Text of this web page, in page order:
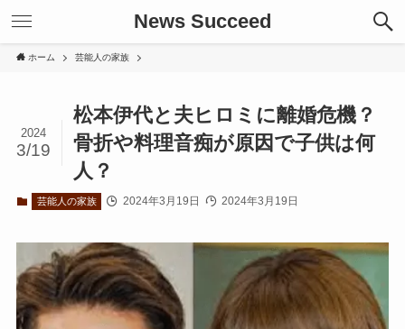
News Succeed
ホーム 芸能人の家族
松本伊代と夫ヒロミに離婚危機？
骨折や料理音痴が原因で子供は何
人？
2024
3/19
芸能人の家族 2024年3月19日 2024年3月19日